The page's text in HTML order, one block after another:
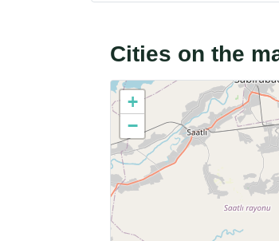
Cities on the
+
−